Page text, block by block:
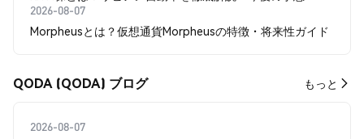
2026-08-07
Morpheusとは？仮想通貨Morpheusの特徴・将来性ガイド
QODA (QODA) ブログ もっと
2026-08-07